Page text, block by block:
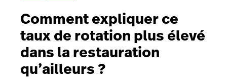
Comment expliquer ce
taux de rotation plus élevé
dans la restauration
qu’ailleurs ?